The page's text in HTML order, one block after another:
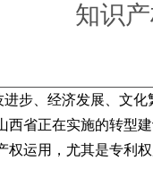
知识
步、经济发展、文化
西省正在实施的转型
权运用，尤其是专利